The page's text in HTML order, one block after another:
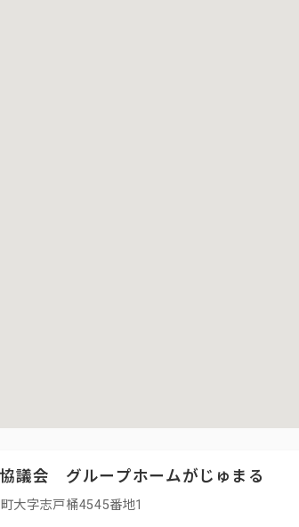
議会 グループホームがじゅまる
大字志戸桶4545番地1